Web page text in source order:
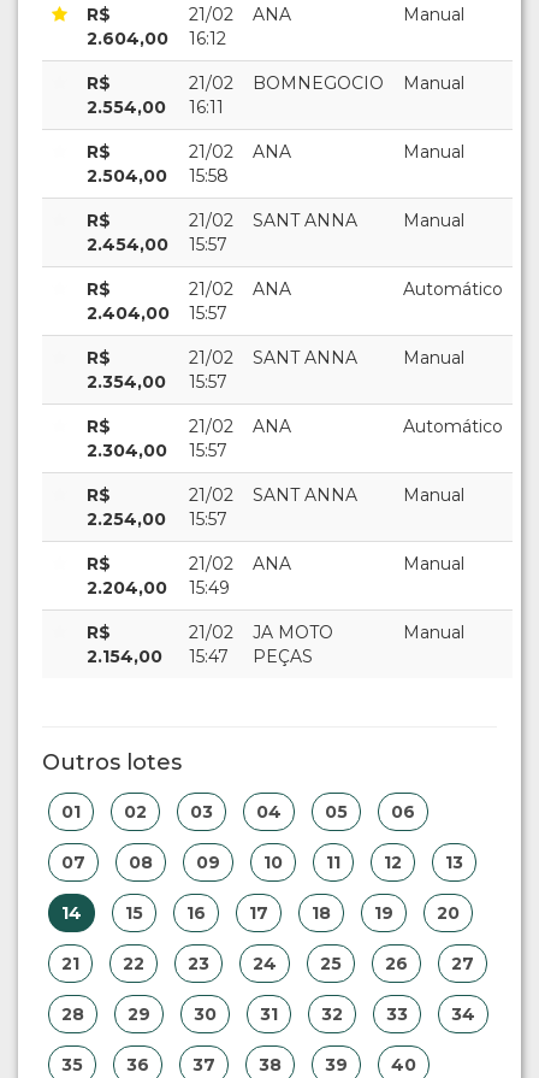
R$
2.604,00
21/02
16:12
ANA Manual
R$
2.554,00
21/02
16:11
BOMNEGOCIO Manual
R$
2.504,00
21/02
15:58
ANA Manual
R$
2.454,00
21/02
15:57
SANT ANNA Manual
R$
2.404,00
21/02
15:57
ANA Automático
R$
2.354,00
21/02
15:57
SANT ANNA Manual
R$
2.304,00
21/02
15:57
ANA Automático
R$
2.254,00
21/02
15:57
SANT ANNA Manual
R$
2.204,00
21/02
15:49
ANA Manual
R$
2.154,00
21/02
15:47
JA MOTO
PEÇAS
Manual
Outros lotes
01 02 03 04 05 06
07 08 09 10 11 12 13
14 15 16 17 18 19 20
21 22 23 24 25 26 27
28 29 30 31 32 33 34
35 36 37 38 39 40